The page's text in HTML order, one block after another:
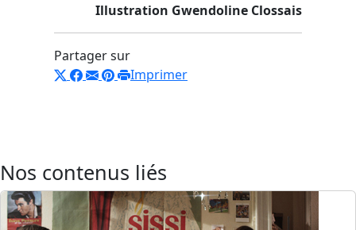
Illustration Gwendoline Clossais
Partager sur
Imprimer
Nos contenus liés